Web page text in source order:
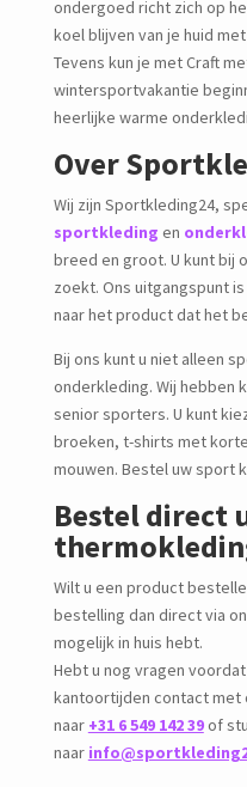
ondergoed richt zich op
koel blijven van je huid
Tevens kun je met Craft
wintersportvakantie
heerlijke warme
Over
Wij zijn Sportkleding24,
sportkleding en
breed en groot. U kunt bij
zoekt. Ons uitgangspunt
naar het product dat het
Bij ons kunt u niet alleen
onderkleding. Wij hebben
senior sporters. U kunt
broeken, t-shirts met
mouwen. Bestel uw sport
Bestel direct
Wilt u een product
bestelling dan direct via
mogelijk in huis hebt.
Hebt u nog vragen
kantoortijden contact met
naar +31 6 549 142 39of
naar